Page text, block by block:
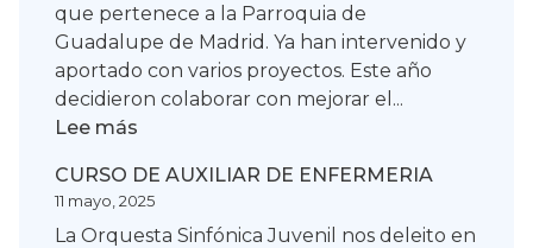
que pertenece a la Parroquia de
Guadalupe de Madrid. Ya han intervenido y
aportado con varios proyectos. Este año
decidieron colaborar con mejorar el...
Lee más
Y
SOLIDARIDAD
CURSO DE AUXILIAR DE ENFERMERIA
11 mayo, 2025
La Orquesta Sinfónica Juvenil nos deleito en